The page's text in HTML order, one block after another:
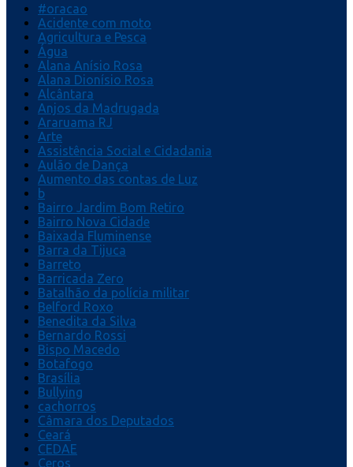
#oracao
Acidente com moto
Agricultura e Pesca
Água
Alana Anísio Rosa
Alana Dionísio Rosa
Alcântara
Anjos da Madrugada
Araruama RJ
Arte
Assistência Social e Cidadania
Aulão de Dança
Aumento das contas de Luz
b
Bairro Jardim Bom Retiro
Bairro Nova Cidade
Baixada Fluminense
Barra da Tijuca
Barreto
Barricada Zero
Batalhão da polícia militar
Belford Roxo
Benedita da Silva
Bernardo Rossi
Bispo Macedo
Botafogo
Brasília
Bullying
cachorros
Câmara dos Deputados
Ceará
CEDAE
Ceros